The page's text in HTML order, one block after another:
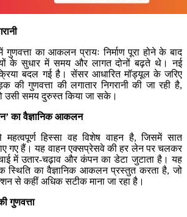
का आकलन प्रायः निर्माण पूरा होने के बाद
के सुधार में समय और लागत दोनों बढ़ते थे। नई
बदल गई है। सेंसर आधारित मॉड्यूल के जरिए
की गुणवत्ता की लगातार निगरानी की जा रही है,
उसी समय दुरुस्त किया जा सके।
का वैज्ञानिक आकलन
हिस्सा वह विशेष वाहन है, जिसमें सात
गए हैं। यह वाहन एक्सप्रेसवे की हर लेन पर चलकर
में उतार-चढ़ाव और कंपन का डेटा जुटाता है। यह
स्थिति का वैज्ञानिक आकलन प्रस्तुत करता है, जो
से कहीं अधिक सटीक माना जा रहा है।
गुणवत्ता